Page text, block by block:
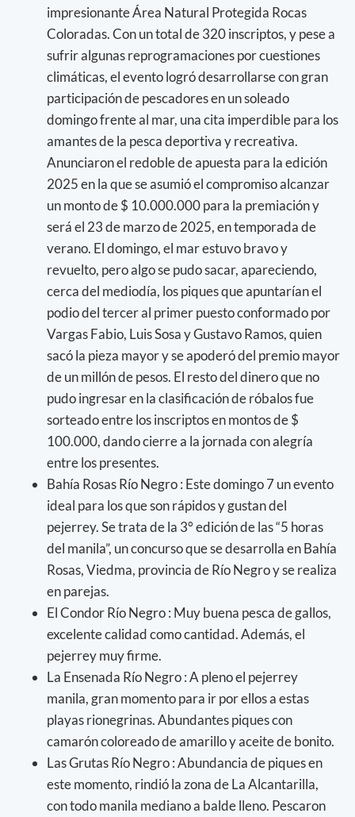
impresionante Área Natural Protegida Rocas
Coloradas. Con un total de 320 inscriptos, y pese a
sufrir algunas reprogramaciones por cuestiones
climáticas, el evento logró desarrollarse con gran
participación de pescadores en un soleado
domingo frente al mar, una cita imperdible para los
amantes de la pesca deportiva y recreativa.
Anunciaron el redoble de apuesta para la edición
2025 en la que se asumió el compromiso alcanzar
un monto de $ 10.000.000 para la premiación y
será el 23 de marzo de 2025, en temporada de
verano. El domingo, el mar estuvo bravo y
revuelto, pero algo se pudo sacar, apareciendo,
cerca del mediodía, los piques que apuntarían el
podio del tercer al primer puesto conformado por
Vargas Fabio, Luis Sosa y Gustavo Ramos, quien
sacó la pieza mayor y se apoderó del premio mayor
de un millón de pesos. El resto del dinero que no
pudo ingresar en la clasificación de róbalos fue
sorteado entre los inscriptos en montos de $
100.000, dando cierre a la jornada con alegría
entre los presentes.
Bahía Rosas Río Negro : Este domingo 7 un evento
ideal para los que son rápidos y gustan del
pejerrey. Se trata de la 3° edición de las “5 horas
del manila”, un concurso que se desarrolla en Bahía
Rosas, Viedma, provincia de Río Negro y se realiza
en parejas.
El Condor Río Negro : Muy buena pesca de gallos,
excelente calidad como cantidad. Además, el
pejerrey muy firme.
La Ensenada Río Negro : A pleno el pejerrey
manila, gran momento para ir por ellos a estas
playas rionegrinas. Abundantes piques con
camarón coloreado de amarillo y aceite de bonito.
Las Grutas Río Negro : Abundancia de piques en
este momento, rindió la zona de La Alcantarilla,
con todo manila mediano a balde lleno. Pescaron